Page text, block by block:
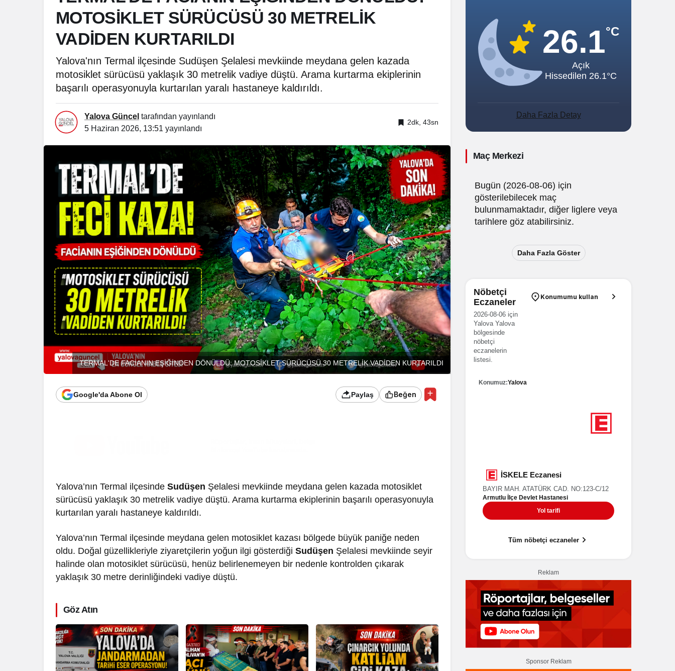
Sistem modunu seçin.
MOTOSİKLET SÜRÜCÜSÜ 30 METRELİK
VADİDEN KURTARILDI
Yalova'nın Termal ilçesinde Sudüşen Şelalesi mevkiinde meydana gelen kazada
motosiklet sürücüsü yaklaşık 30 metrelik vadiye düştü. Arama kurtarma ekiplerinin
başarılı operasyonuyla kurtarılan yaralı hastaneye kaldırıldı.
Yalova Güncel tarafından yayınlandı
5 Haziran 2026, 13:51 yayınlandı
2dk, 43sn
TERMAL'DE FACİANIN EŞİĞİNDEN DÖNÜLDÜ: MOTOSİKLET SÜRÜCÜSÜ 30 METRELİK VADİDEN KURTARILDI
Google'da Abone Ol Paylaş Beğen
Yalova’nın Termal ilçesindeSudüşen Şelalesi mevkiinde meydana gelen kazada motosiklet
sürücüsü yaklaşık 30 metrelik vadiye düştü. Arama kurtarma ekiplerinin başarılı operasyonuyla
kurtarılan yaralı hastaneye kaldırıldı.
Yalova’nın Termal ilçesinde meydana gelen motosiklet kazası bölgede büyük paniğe neden
oldu. Doğal güzellikleriyle ziyaretçilerin yoğun ilgi gösterdiğiSudüşen Şelalesi mevkiinde seyir
halinde olan motosiklet sürücüsü, henüz belirlenemeyen bir nedenle kontrolden çıkarak
yaklaşık 30 metre derinliğindeki vadiye düştü.
Göz Atın
26.1°C
Açık
Hissedilen 26.1°C
Daha Fazla Detay
Maç Merkezi
Bugün (2026-08-06) için
gösterilebilecek maç
bulunmamaktadır, diğer liglere veya
tarihlere göz atabilirsiniz.
Daha Fazla Göster
Nöbetçi
Eczaneler
2026-08-06 için
Yalova Yalova
bölgesinde
nöbetçi
eczanelerin
listesi.
Konumuz:Yalova
Konumumu kullan
UMUT Eczanesi
HÜRRİYET MAH. BAĞDAT CAD. NO:32/3
Ara Yol tarifi